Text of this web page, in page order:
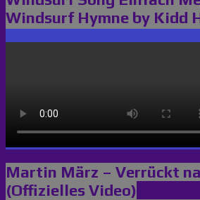
Windsurf Hymne by Kidd
Martin März – Verrückt
(Offizielles Video)